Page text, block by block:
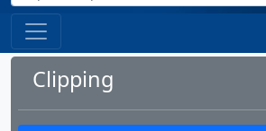
Clipping